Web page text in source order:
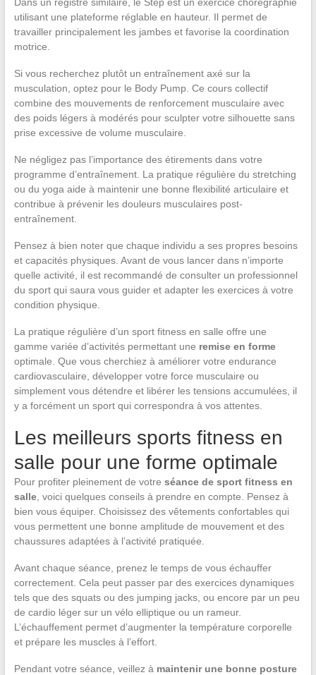
utilisant une plateforme réglable en hauteur. Il permet de
travailler principalement les jambes et favorise la coordination
motrice.
Si vous recherchez plutôt un entraînement axé sur la
musculation, optez pour le Body Pump. Ce cours collectif
combine des mouvements de renforcement musculaire avec
des poids légers à modérés pour sculpter votre silhouette sans
prise excessive de volume musculaire.
Ne négligez pas l’importance des étirements dans votre
programme d’entraînement. La pratique régulière du stretching
ou du yoga aide à maintenir une bonne flexibilité articulaire et
contribue à prévenir les douleurs musculaires post-
entraînement.
Pensez à bien noter que chaque individu a ses propres besoins
et capacités physiques. Avant de vous lancer dans n’importe
quelle activité, il est recommandé de consulter un professionnel
du sport qui saura vous guider et adapter les exercices à votre
condition physique.
La pratique régulière d’un sport fitness en salle offre une
gamme variée d’activités permettant une remise en forme
optimale. Que vous cherchiez à améliorer votre endurance
cardiovasculaire, développer votre force musculaire ou
simplement vous détendre et libérer les tensions accumulées, il
y a forcément un sport qui correspondra à vos attentes.
Les meilleurs sports fitness en
salle pour une forme optimale
Pour profiter pleinement de votre séance de sport fitness en
salle, voici quelques conseils à prendre en compte. Pensez à
bien vous équiper. Choisissez des vêtements confortables qui
vous permettent une bonne amplitude de mouvement et des
chaussures adaptées à l’activité pratiquée.
Avant chaque séance, prenez le temps de vous échauffer
correctement. Cela peut passer par des exercices dynamiques
tels que des squats ou des jumping jacks, ou encore par un peu
de cardio léger sur un vélo elliptique ou un rameur.
L’échauffement permet d’augmenter la température corporelle
et prépare les muscles à l’effort.
Pendant votre séance, veillez à maintenir une bonne posture